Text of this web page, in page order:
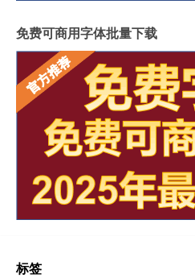
免费可商用字体批量下载
标签